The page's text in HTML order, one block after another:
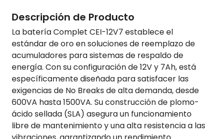
Descripción de Producto
La batería Complet CEI-12V7 establece el
estándar de oro en soluciones de reemplazo de
acumuladores para sistemas de respaldo de
energía. Con su configuración de 12V y 7Ah, está
específicamente diseñada para satisfacer las
exigencias de No Breaks de alta demanda, desde
600VA hasta 1500VA. Su construcción de plomo-
ácido sellada (SLA) asegura un funcionamiento
libre de mantenimiento y una alta resistencia a las